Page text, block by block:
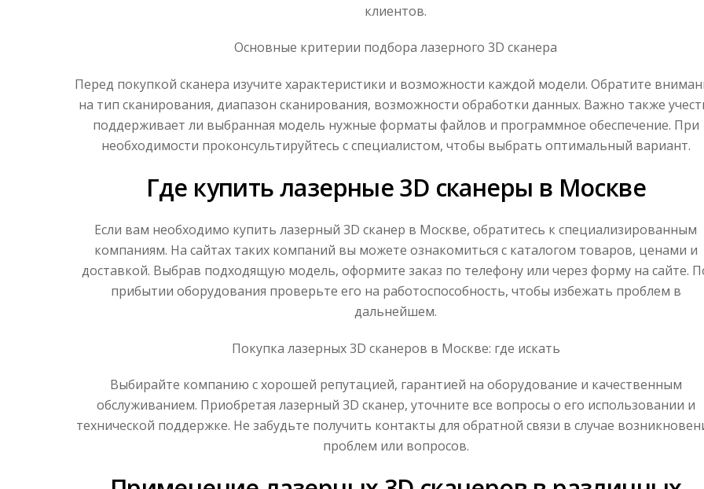
клиентов.
Основные критерии подбора лазерного 3D сканера
Перед покупкой сканера изучите характеристики и возможности каждой модели. Обратите
на тип сканирования, диапазон сканирования, возможности обработки данных. Важно также
поддерживает ли выбранная модель нужные форматы файлов и программное обеспечение. При
необходимости проконсультируйтесь с специалистом, чтобы выбрать оптимальный вариант.
Где купить лазерные 3D сканеры в Москве
Если вам необходимо купить лазерный 3D сканер в Москве, обратитесь к специализированным
компаниям. На сайтах таких компаний вы можете ознакомиться с каталогом товаров, ценами и
доставкой. Выбрав подходящую модель, оформите заказ по телефону или через форму на сайте.
прибытии оборудования проверьте его на работоспособность, чтобы избежать проблем в
дальнейшем.
Покупка лазерных 3D сканеров в Москве: где искать
Выбирайте компанию с хорошей репутацией, гарантией на оборудование и качественным
обслуживанием. Приобретая лазерный 3D сканер, уточните все вопросы о его использовании и
технической поддержке. Не забудьте получить контакты для обратной связи в случае
проблем или вопросов.